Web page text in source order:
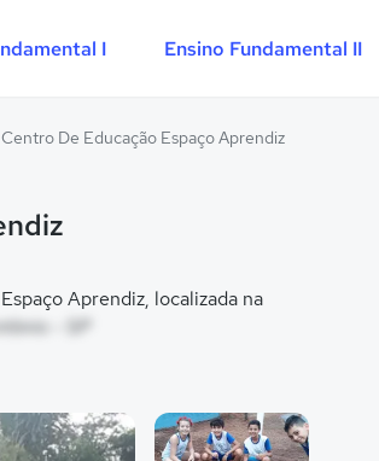
I Ensino Fundamental II
Centro De Educação Espaço Aprendiz
Aprendiz, localizada na
- SP